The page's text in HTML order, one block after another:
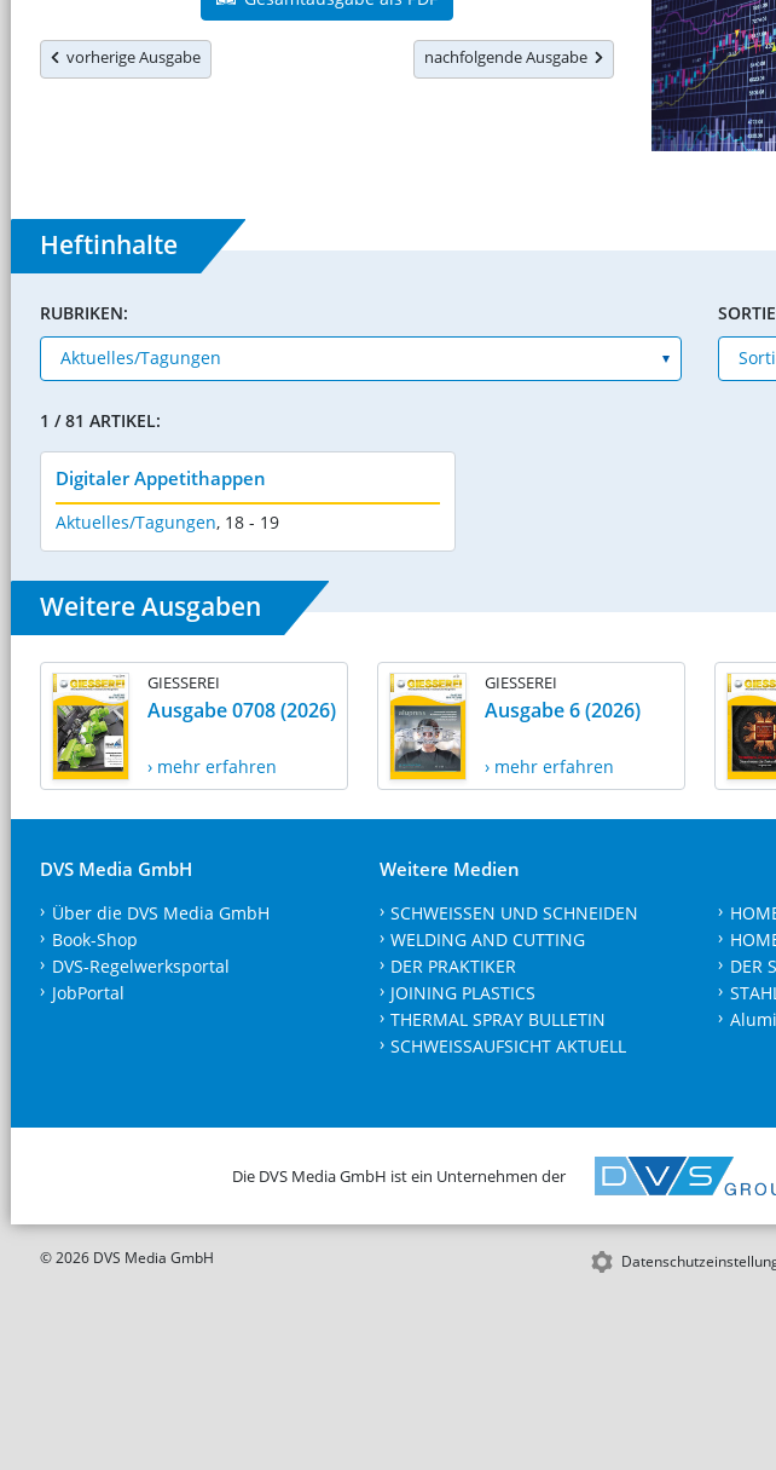
vorherige Ausgabe nachfolgende Ausgabe
Heftinhalte
RUBRIKEN:
1 / 81 ARTIKEL:
Digitaler Appetithappen
Aktuelles/Tagungen, 18 - 19
Weitere Ausgaben
GIESSEREI
Ausgabe 0708 (2026)
› mehr erfahren
GIESSEREI
Ausgabe 6 (2026)
› mehr erfahren
DVS Media GmbH
Über die DVS Media GmbH
Book-Shop
DVS-Regelwerksportal
JobPortal
Weitere Medien
SCHWEISSEN UND SCHNEIDEN
WELDING AND CUTTING
DER PRAKTIKER
JOINING PLASTICS
THERMAL SPRAY BULLETIN
SCHWEISSAUFSICHT AKTUELL
DER
Die DVS Media GmbH ist ein Unternehmen der
© 2026 DVS Media GmbH